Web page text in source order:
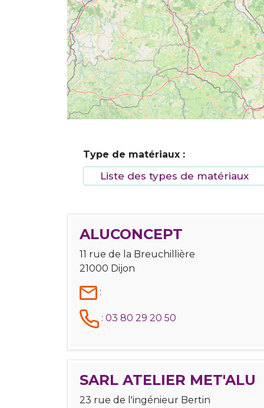
Type de matériaux :
ALUCONCEPT
11 rue de la Breuchillière
21000 Dijon
:
: 03 80 29 20 50
SARL ATELIER MET'ALU
23 rue de l'ingénieur Bertin